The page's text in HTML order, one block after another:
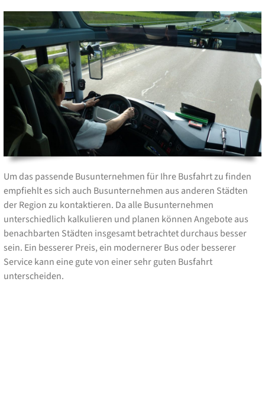
Um das passende Busunternehmen für Ihre Busfahrt zu finden
empfiehlt es sich auch Busunternehmen aus anderen Städten
der Region zu kontaktieren. Da alle Busunternehmen
unterschiedlich kalkulieren und planen können Angebote aus
benachbarten Städten insgesamt betrachtet durchaus besser
sein. Ein besserer Preis, ein modernerer Bus oder besserer
Service kann eine gute von einer sehr guten Busfahrt
unterscheiden.